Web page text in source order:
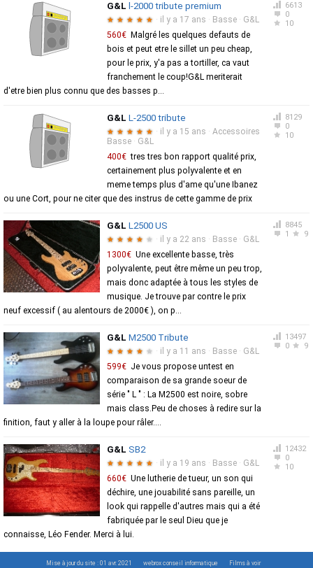
6613
0
10
G&L l-2000 tribute premium
★ ★ ★ ★ ★ · il y a 17 ans · Basse · G&L
560€ Malgré les quelques defauts de
bois et peut etre le sillet un peu cheap,
pour le prix, y'a pas a tortiller, ca vaut
franchement le coup!G&L meriterait
d'etre bien plus connu que des basses p...
8129
0
10
G&L L-2500 tribute
★ ★ ★ ★ ★ · il y a 15 ans · Accessoires
Basse · G&L
400€ tres tres bon rapport qualité prix,
certainement plus polyvalente et en
meme temps plus d'ame qu'une Ibanez
ou une Cort, pour ne citer que des instrus de cette gamme de prix
8845
1
9
G&L L2500 US
★ ★ ★ ★ ★ · il y a 22 ans · Basse · G&L
1300€ Une excellente basse, très
polyvalente, peut être même un peu trop,
mais donc adaptée à tous les styles de
musique. Je trouve par contre le prix
neuf excessif ( au alentours de 2000€ ), on p...
13497
0
9
G&L M2500 Tribute
★ ★ ★ ★ ★ · il y a 11 ans · Basse · G&L
599€ Je vous propose untest en
comparaison de sa grande soeur de
série " L " : La M2500 est noire, sobre
mais class.Peu de choses à redire sur la
finition, faut y aller à la loupe pour râler....
12432
0
10
G&L SB2
★ ★ ★ ★ ★ · il y a 19 ans · Basse · G&L
660€ Une lutherie de tueur, un son qui
déchire, une jouabilité sans pareille, un
look qui rappelle d'autres mais qui a été
fabriquée par le seul Dieu que je
connaisse, Léo Fender. Merci à lui.
Mise à jour du site : 01 avr. 2021 webrox conseil informatique Films à voir